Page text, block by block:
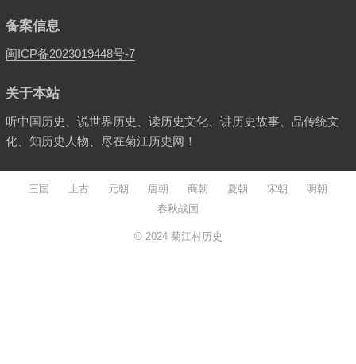
备案信息
闽ICP备2023019448号-7
关于本站
听中国历史、说世界历史、读历史文化、讲历史故事、品传统文
化、知历史人物、尽在菊江历史网！
三国 上古 元朝 唐朝 商朝 夏朝 宋朝
明朝
春秋战国
© 2024 菊江村历史